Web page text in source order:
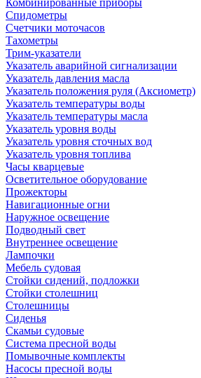
Комбинированные приборы
Спидометры
Счетчики моточасов
Тахометры
Трим-указатели
Указатель аварийной сигнализации
Указатель давления масла
Указатель положения руля (Аксиометр)
Указатель температуры воды
Указатель температуры масла
Указатель уровня воды
Указатель уровня сточных вод
Указатель уровня топлива
Часы кварцевые
Осветительное оборудование
Прожекторы
Навигационные огни
Наружное освещение
Подводный свет
Внутреннее освещение
Лампочки
Мебель судовая
Стойки сидений, подложки
Стойки столешниц
Столешницы
Сиденья
Скамьи судовые
Система пресной воды
Помывочные комплекты
Насосы пресной воды